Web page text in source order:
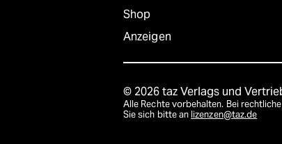
Shop
Anzeigen
© 2026 taz Verlags und
Alle Rechte vorbehalten. Bei
Sie sich bitte an lizenzen@taz.de